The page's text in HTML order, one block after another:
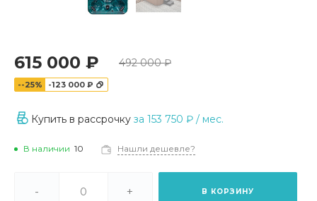
615 000 ₽ 492 000 ₽
--25% -123 000 ₽
Купить в рассрочку за 153 750 ₽ / мес.
В наличии 10 Нашли дешевле?
- + В КОРЗИНУ